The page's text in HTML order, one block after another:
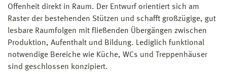
Offenheit direkt in Raum. Der Entwurf orientiert sich am
Raster der bestehenden Stützen und schafft großzügige, gut
lesbare Raumfolgen mit fließenden Übergängen zwischen
Produktion, Aufenthalt und Bildung. Lediglich funktional
notwendige Bereiche wie Küche, WCs und Treppenhäuser
sind geschlossen konzipiert.